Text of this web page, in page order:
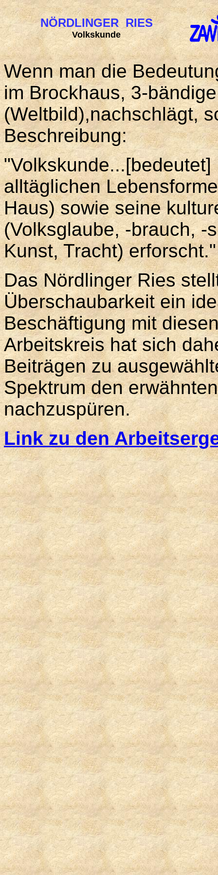
NÖRDLINGER RIES
Volkskunde
Wenn man die
im Brockhaus, 3-
(Weltbild),nachschlägt,
Beschreibung:
alltäglichen
Haus) sowie seine
(Volksglaube, -brauch, -
Kunst, Tracht) erforscht."
Das Nördlinger Ries
Überschaubarkeit ein
Beschäftigung mit
Arbeitskreis hat sich
Beiträgen zu
Spektrum den
nachzuspüren.
Link zu den